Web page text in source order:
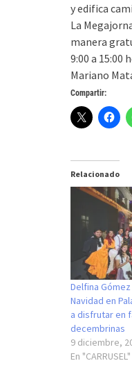
y edifica
La
manera
9:00 a 15:00
Mariano
Compartir:
Relacionado
Delfina
Navidad en
a disfrutar en
decembrinas
9 diciembre,
En "CARRUSEL"